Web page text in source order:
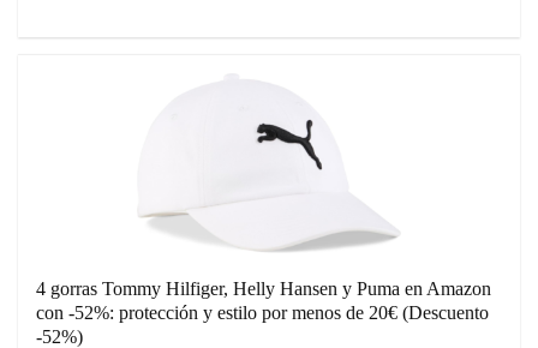
4 gorras Tommy Hilfiger, Helly Hansen y Puma en Amazon
con -52%: protección y estilo por menos de 20€ (Descuento
-52%)